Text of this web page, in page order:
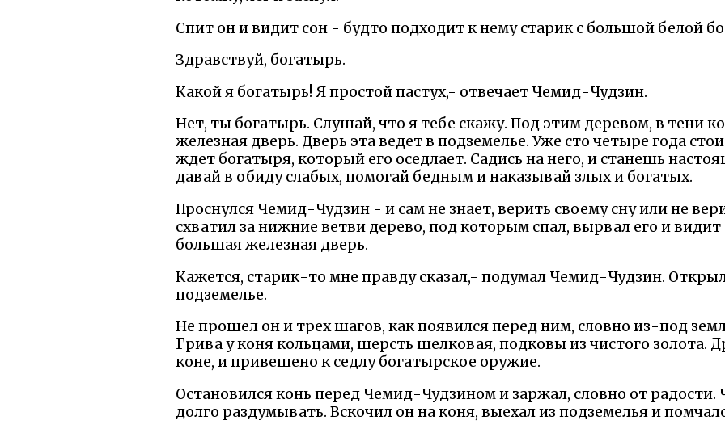
Спит он и видит сон - будто подходит к нему старик с большой белой
Здравствуй, богатырь.
Какой я богатырь! Я простой пастух,- отвечает Чемид-Чудзин.
Нет, ты богатырь. Слушай, что я тебе скажу. Под этим деревом, в тени
железная дверь. Дверь эта ведет в подземелье. Уже сто четыре года
ждет богатыря, который его оседлает. Садись на него, и станешь
давай в обиду слабых, помогай бедным и наказывай злых и богатых.
Проснулся Чемид-Чудзин - и сам не знает, верить своему сну или не
схватил за нижние ветви дерево, под которым спал, вырвал его и
большая железная дверь.
Кажется, старик-то мне правду сказал,- подумал Чемид-Чудзин.
подземелье.
Не прошел он и трех шагов, как появился перед ним, словно из-под
Грива у коня кольцами, шерсть шелковая, подковы из чистого золота.
коне, и привешено к седлу богатырское оружие.
Остановился конь перед Чемид-Чудзином и заржал, словно от
долго раздумывать. Вскочил он на коня, выехал из подземелья и